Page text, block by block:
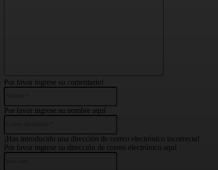
Por favor ingrese su comentario!
Por favor ingrese su nombre aquí
¡Has introducido una dirección de correo electrónico incorrecta!
Por favor ingrese su dirección de correo electrónico aquí